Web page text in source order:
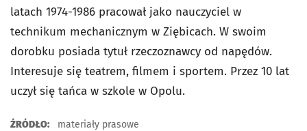
latach 1974-1986 pracował jako nauczyciel w
technikum mechanicznym w Ziębicach. W swoim
dorobku posiada tytuł rzeczoznawcy od napędów.
Interesuje się teatrem, filmem i sportem. Przez 10 lat
uczył się tańca w szkole w Opolu.
ŹRÓDŁO: materiały prasowe